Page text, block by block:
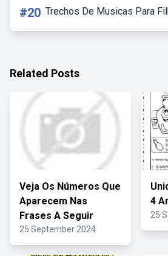
#20 Trechos De Musicas Para
Related Posts
Veja Os Números Que
Aparecem Nas
Frases A Seguir
25 September 2024
4
25